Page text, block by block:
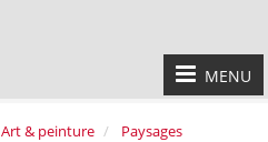
MENU
Art & peinture
Paysages